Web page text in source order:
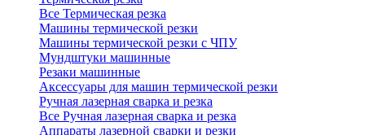
Все Термическая резка
Машины термической резки
Машины термической резки с ЧПУ
Мундштуки машинные
Резаки машинные
Аксессуары для машин термической резки
Ручная лазерная сварка и резка
Все Ручная лазерная сварка и резка
Аппараты лазерной сварки и резки